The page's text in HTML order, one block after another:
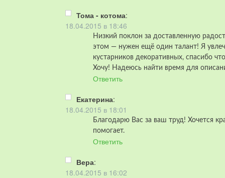
Тома - котома:
18.04.2015 в 18:46
Низкий поклон за доставленную
этом — нужен ещё один талант! Я
кустарников декоративных, спасибо
Хочу! Надеюсь найти время для
Ответить
Екатерина:
18.04.2015 в 18:01
Благодарю Вас за ваш труд! Хочется
помогает.
Ответить
Вера:
18.04.2015 в 16:02